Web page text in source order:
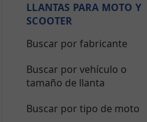
LLANTAS PARA MOTO Y
SCOOTER
Buscar por fabricante
Buscar por vehículo o
tamaño de llanta
Buscar por tipo de moto